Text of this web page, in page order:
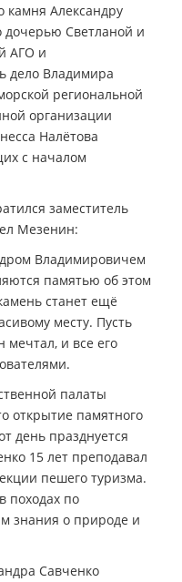
камня Александру
дочерью Светланой и
АГО и
дело Владимира
региональной
организации
Налётова
с началом
заместитель
Мезенин:
Владимировичем
памятью об этом
станет ещё
месту. Пусть
мечтал, и все его
палаты
открытие памятного
день празднуется
15 лет преподавал
пешего туризма.
походах по
знания о природе и
Савченко